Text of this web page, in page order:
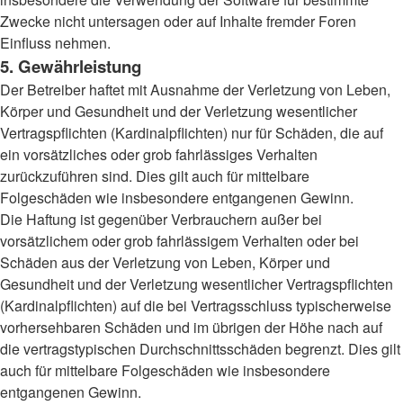
Zwecke nicht untersagen oder auf Inhalte fremder Foren
Einfluss nehmen.
5. Gewährleistung
Der Betreiber haftet mit Ausnahme der Verletzung von Leben,
Körper und Gesundheit und der Verletzung wesentlicher
Vertragspflichten (Kardinalpflichten) nur für Schäden, die auf
ein vorsätzliches oder grob fahrlässiges Verhalten
zurückzuführen sind. Dies gilt auch für mittelbare
Folgeschäden wie insbesondere entgangenen Gewinn.
Die Haftung ist gegenüber Verbrauchern außer bei
vorsätzlichem oder grob fahrlässigem Verhalten oder bei
Schäden aus der Verletzung von Leben, Körper und
Gesundheit und der Verletzung wesentlicher Vertragspflichten
(Kardinalpflichten) auf die bei Vertragsschluss typischerweise
vorhersehbaren Schäden und im übrigen der Höhe nach auf
die vertragstypischen Durchschnittsschäden begrenzt. Dies gilt
auch für mittelbare Folgeschäden wie insbesondere
entgangenen Gewinn.